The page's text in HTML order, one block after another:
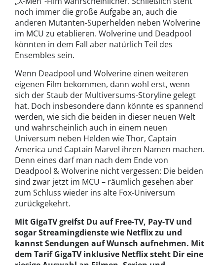
noch immer die große Aufgabe an, auch die
anderen Mutanten-Superhelden neben Wolverine
im MCU zu etablieren. Wolverine und Deadpool
könnten in dem Fall aber natürlich Teil des
Ensembles sein.
Wenn Deadpool und Wolverine einen weiteren
eigenen Film bekommen, dann wohl erst, wenn
sich der Staub der Multiversums-Storyline gelegt
hat. Doch insbesondere dann könnte es spannend
werden, wie sich die beiden in dieser neuen Welt
und wahrscheinlich auch in einem neuen
Universum neben Helden wie Thor, Captain
America und Captain Marvel ihren Namen machen.
Denn eines darf man nach dem Ende von
Deadpool & Wolverine nicht vergessen: Die beiden
sind zwar jetzt im MCU – räumlich gesehen aber
zum Schluss wieder ins alte Fox-Universum
zurückgekehrt.
Mit GigaTV greifst Du auf Free-TV, Pay-TV und
sogar Streamingdienste wie Netflix zu und
kannst Sendungen auf Wunsch aufnehmen. Mit
dem Tarif GigaTV inklusive Netflix steht Dir eine